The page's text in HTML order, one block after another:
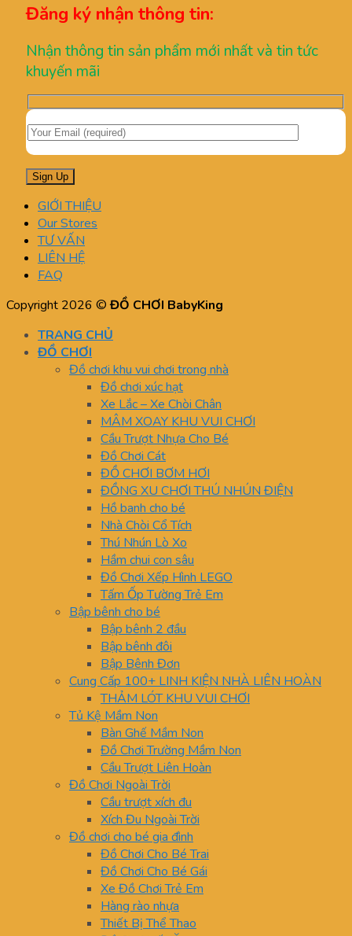
Đăng ký nhận thông tin:
Nhận thông tin sản phẩm mới nhất và tin tức
khuyến mãi
GIỚI THIỆU
Our Stores
TƯ VẤN
LIÊN HỆ
FAQ
Copyright 2026 ©ĐỒ CHƠI BabyKing
TRANG CHỦ
ĐỒ CHƠI
Đồ chơi khu vui chơi trong nhà
Đồ chơi xúc hạt
Xe Lắc – Xe Chòi Chân
MÂM XOAY KHU VUI CHƠI
Cầu Trượt Nhựa Cho Bé
Đồ Chơi Cát
ĐỒ CHƠI BƠM HƠI
ĐỒNG XU CHƠI THÚ NHÚN ĐIỆN
Hồ banh cho bé
Nhà Chòi Cổ Tích
Thú Nhún Lò Xo
Hầm chui con sâu
Đồ Chơi Xếp Hình LEGO
Tấm Ốp Tường Trẻ Em
Bập bênh cho bé
Bập bênh 2 đầu
Bập bênh đôi
Bập Bênh Đơn
Cung Cấp 100+ LINH KIỆN NHÀ LIÊN HOÀN
THẢM LÓT KHU VUI CHƠI
Tủ Kệ Mầm Non
Bàn Ghế Mầm Non
Đồ Chơi Trường Mầm Non
Cầu Trượt Liên Hoàn
Đồ Chơi Ngoài Trời
Cầu trượt xích đu
Xích Đu Ngoài Trời
Đồ chơi cho bé gia đình
Đồ Chơi Cho Bé Trai
Đồ Chơi Cho Bé Gái
Xe Đồ Chơi Trẻ Em
Hàng rào nhựa
Thiết Bị Thể Thao